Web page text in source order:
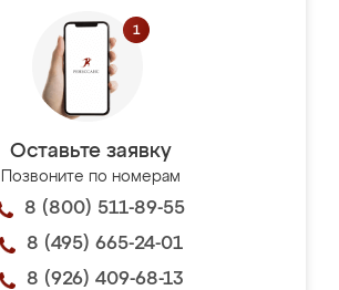
Оставьте заявку
Позвоните по номерам
8 (800) 511-89-55
8 (495) 665-24-01
8 (926) 409-68-13